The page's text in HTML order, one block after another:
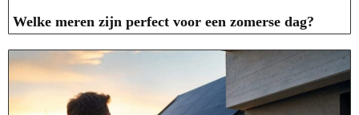
Welke meren zijn perfect voor een zomerse dag?